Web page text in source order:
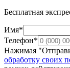
Бесплатная
Имя*
Телефон*
Нажимая
обработку своих